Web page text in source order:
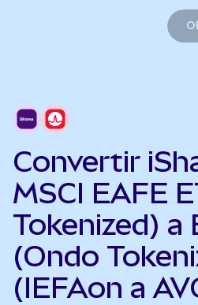
Convertir
MSCI EAFE
Tokenized) a
(Ondo
(IEFAon a